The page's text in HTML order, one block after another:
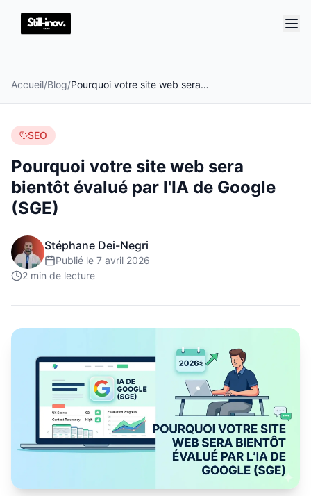
Accueil/Blog/ Pourquoi votre site web sera bientôt évalué par l'IA de Google (SGE)
SEO
Pourquoi votre site web sera
bientôt évalué par l'IA de Google
(SGE)
Stéphane Dei-Negri
Publié le 7 avril 2026
2 min de lecture